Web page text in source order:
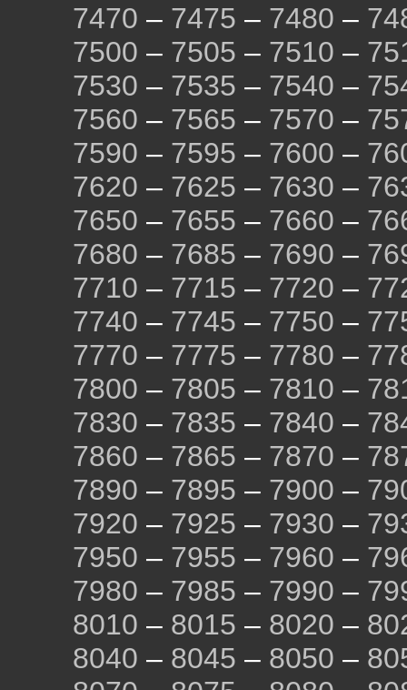
7470 – 7475 – 7480 –
7500 – 7505 – 7510 –
7530 – 7535 – 7540 –
7560 – 7565 – 7570 –
7590 – 7595 – 7600 –
7620 – 7625 – 7630 –
7650 – 7655 – 7660 –
7680 – 7685 – 7690 –
7710 – 7715 – 7720 –
7740 – 7745 – 7750 –
7770 – 7775 – 7780 –
7800 – 7805 – 7810 –
7830 – 7835 – 7840 –
7860 – 7865 – 7870 –
7890 – 7895 – 7900 –
7920 – 7925 – 7930 –
7950 – 7955 – 7960 –
7980 – 7985 – 7990 –
8010 – 8015 – 8020 –
8040 – 8045 – 8050 –